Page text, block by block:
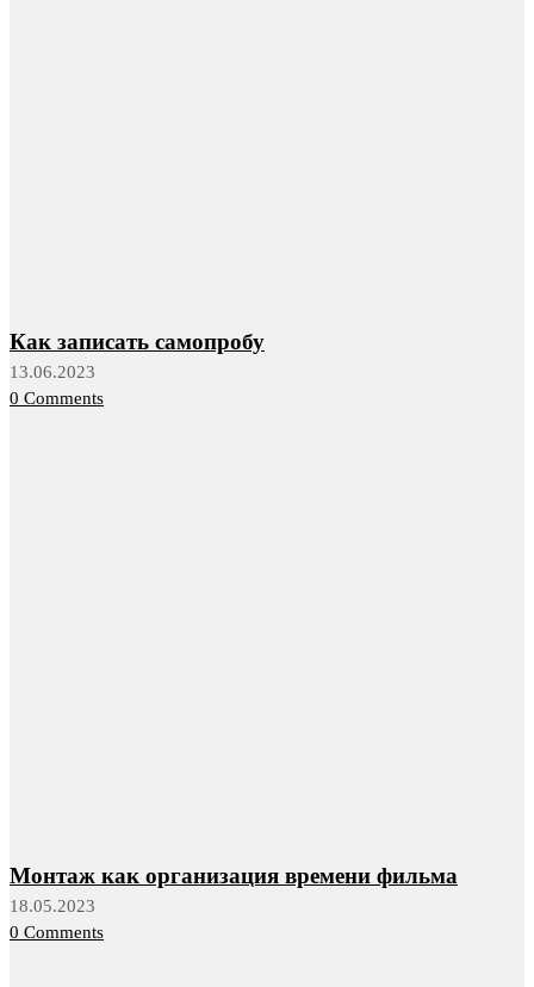
Как записать самопробу
13.06.2023
0 Comments
Монтаж как организация времени фильма
18.05.2023
0 Comments